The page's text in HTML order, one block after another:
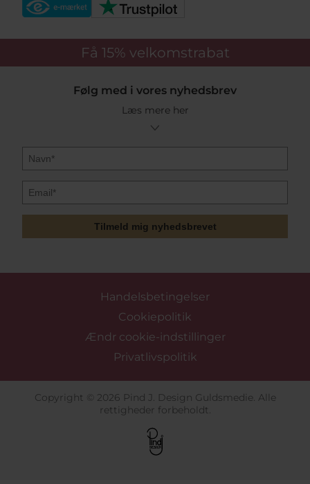
Få 15% velkomstrabat
Følg med i vores nyhedsbrev
Læs mere her
Tilmeld mig nyhedsbrevet
Handelsbetingelser
Cookiepolitik
Ændr cookie-indstillinger
Privatlivspolitik
Copyright © 2026 Pind J. Design Guldsmedie. Alle
rettigheder forbeholdt.